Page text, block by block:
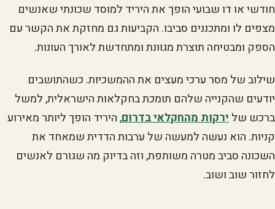
חודשי או דו שבועי הופך את היריד למוסד שכונתי שאנשים
מצפים לו ומתכננים סביבו. הקביעות גם מחזקת את הקשר עם
הספק ומבטיחה תוצרת מגוונת ומתחדשת לאורך העונות.
שילוב של מסר ערכי מעצים את ההמשכיות. כשהתושבים
יודעים שהקנייה שלהם תומכת בחקלאות הישראלית, למשל
ברכש שלירקות מהחקלאי בדרום, היריד הופך ליותר מאירוע
קניות. הוא נעשה למעשה של ערבות הדדית שמאחד את
השכונה סביב מטרה משותפת, וזה בדיוק מה שגורם לאנשים
לחזור שוב ושוב.